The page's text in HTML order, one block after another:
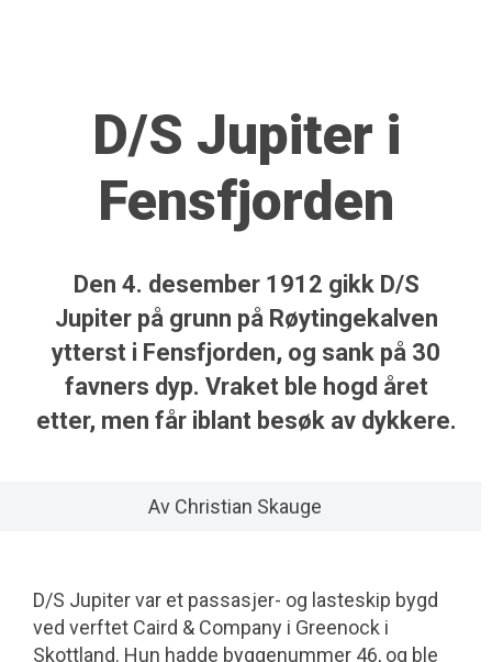
D/S Jupiter i
Fensfjorden
Den 4. desember 1912 gikk D/S
Jupiter på grunn på Røytinge­kalven
ytterst i Fensfjorden, og sank på 30
favners dyp. Vraket ble hogd året
etter, men får iblant besøk av dykkere.
Av Christian Skauge
D/S Jupiter var et passasjer- og lasteskip bygd
ved verftet Caird & Company i Greenock i
Skottland. Hun hadde bygge­nummer 46, og ble